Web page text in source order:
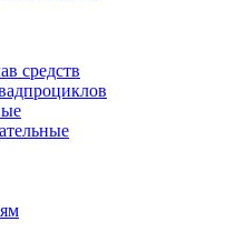
средств